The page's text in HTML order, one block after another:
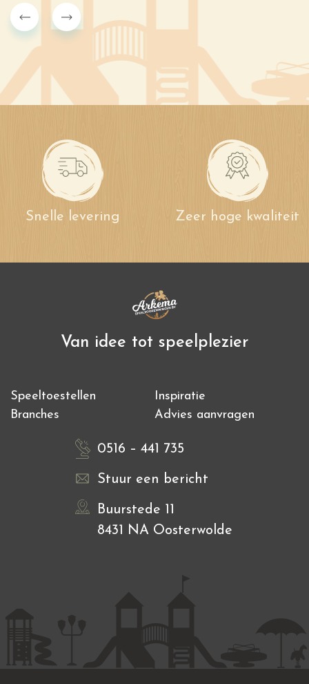
Snelle levering Zeer hoge kwaliteit
Van idee tot speelplezier
Speeltoestellen
Inspiratie
Branches
Advies aanvragen
0516 – 441 735
Stuur een bericht
Buurstede 11
8431 NA Oosterwolde